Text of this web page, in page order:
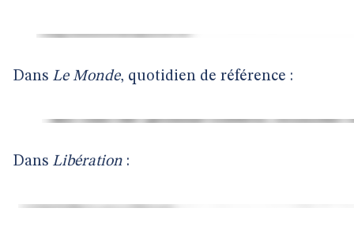
Dans Le Monde, quotidien de référence :
Dans Libération :